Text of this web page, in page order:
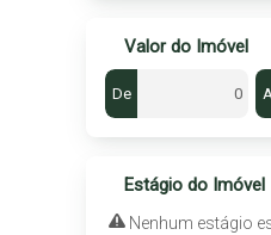
Valor do Imóvel
De
Estágio do Imóvel
Nenhum estágio